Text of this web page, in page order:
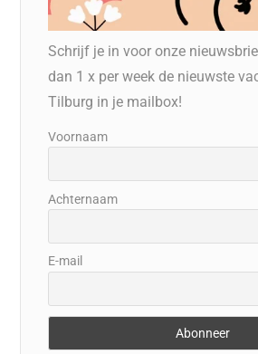
Schrijf je in voor onze
dan 1 x per week de nieuwste
Tilburg in je mailbox!
Voornaam
Achternaam
E-mail